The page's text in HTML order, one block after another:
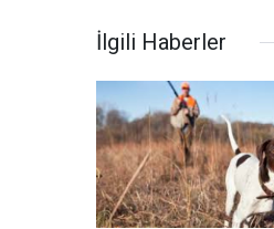
İlgili Haberler